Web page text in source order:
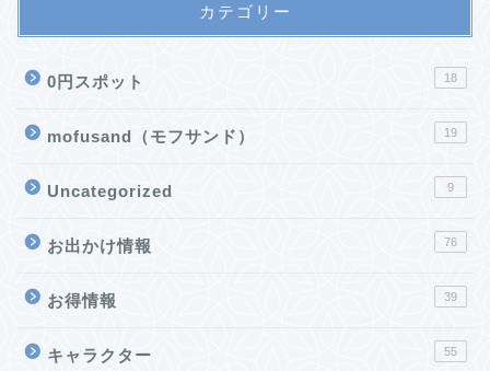
カテゴリー
0円スポット 18
mofusand（モフサンド） 19
Uncategorized 9
お出かけ情報 76
お得情報 39
キャラクター 55